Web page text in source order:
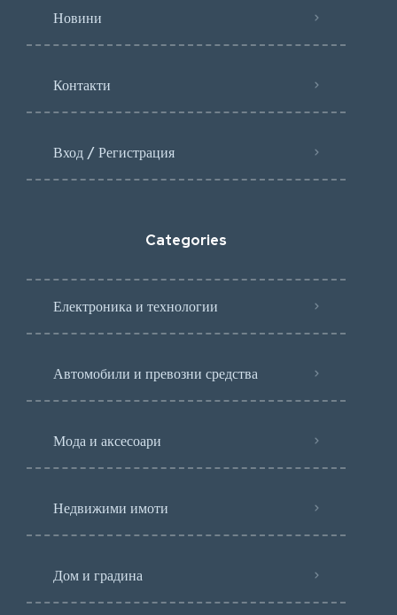
Новини
Контакти
Вход / Регистрация
Categories
Електроника и технологии
Автомобили и превозни средства
Мода и аксесоари
Недвижими имоти
Дом и градина